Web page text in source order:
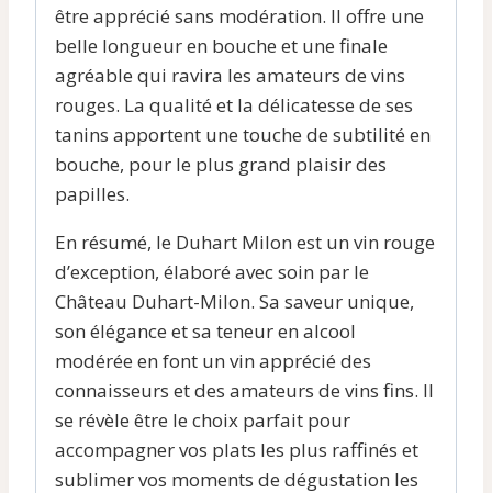
être apprécié sans modération. Il offre une
belle longueur en bouche et une finale
agréable qui ravira les amateurs de vins
rouges. La qualité et la délicatesse de ses
tanins apportent une touche de subtilité en
bouche, pour le plus grand plaisir des
papilles.
En résumé, le Duhart Milon est un vin rouge
d’exception, élaboré avec soin par le
Château Duhart-Milon. Sa saveur unique,
son élégance et sa teneur en alcool
modérée en font un vin apprécié des
connaisseurs et des amateurs de vins fins. Il
se révèle être le choix parfait pour
accompagner vos plats les plus raffinés et
sublimer vos moments de dégustation les